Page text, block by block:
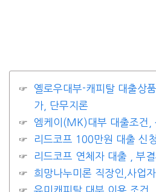
옐로우대부-캐피탈 대출상
가, 단무지론
엠케이(MK)대부 대출조건,
리드코프 100만원 대출 신
리드코프 연체자 대출 , 부
희망나누미론 직장인,사업
유미캐피탈 대부 이용 조건,